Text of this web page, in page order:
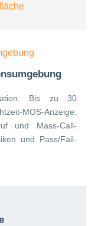
Bis zu 30
MOS-Anzeige.
und Mass-Call-
und Pass/Fail-